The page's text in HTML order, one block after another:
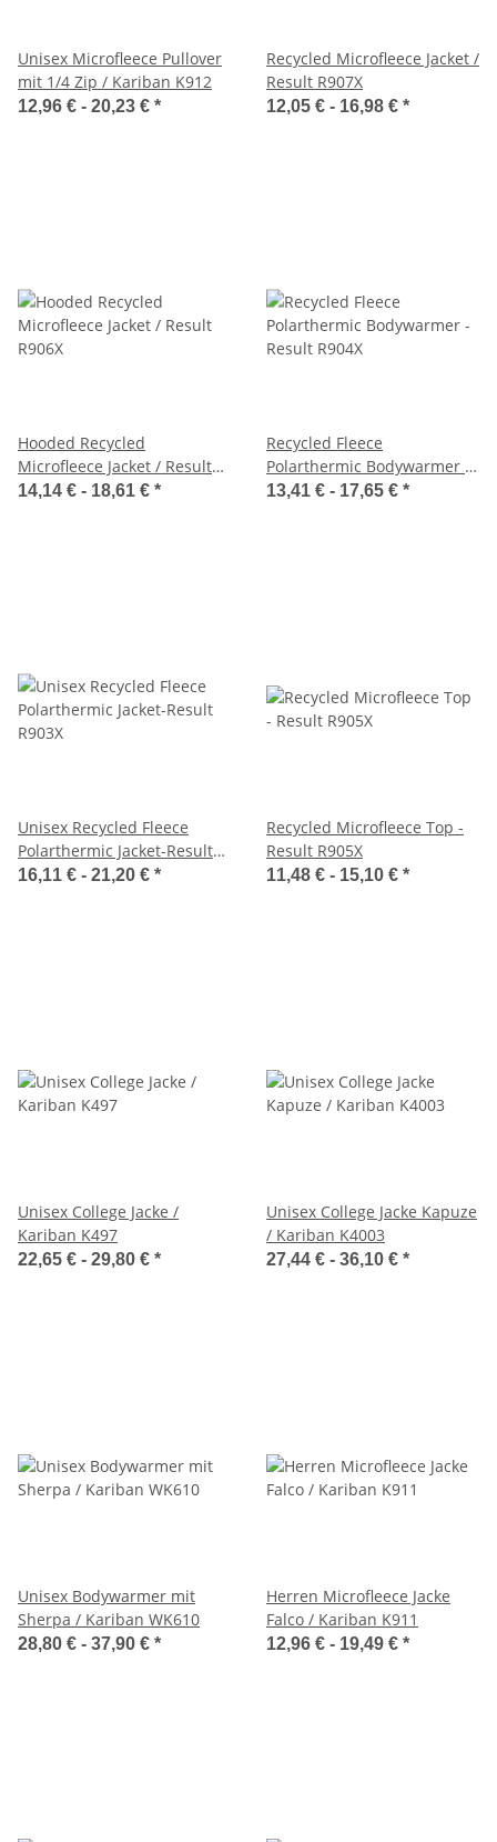
Unisex Microfleece Pullover
mit 1/4 Zip / Kariban K912
12,96 € - 20,23 € *
Recycled Microfleece Jacket /
Result R907X
12,05 € - 16,98 € *
Hooded Recycled
Microfleece Jacket / Result
R906X
14,14 € - 18,61 € *
Recycled Fleece
Polarthermic Bodywarmer -
Result R904X
13,41 € - 17,65 € *
Unisex Recycled Fleece
Polarthermic Jacket-Result
R903X
16,11 € - 21,20 € *
Recycled Microfleece Top -
Result R905X
11,48 € - 15,10 € *
Unisex College Jacke /
Kariban K497
22,65 € - 29,80 € *
Unisex College Jacke Kapuze
/ Kariban K4003
27,44 € - 36,10 € *
Unisex Bodywarmer mit
Sherpa / Kariban WK610
28,80 € - 37,90 € *
Herren Microfleece Jacke
Falco / Kariban K911
12,96 € - 19,49 € *